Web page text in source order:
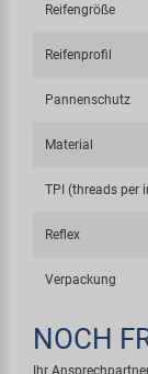
Reifengröße
Reifenprofil
Pannenschutz
Material
TPI (threads per
Reflex
Verpackung
NOCH
Ihr